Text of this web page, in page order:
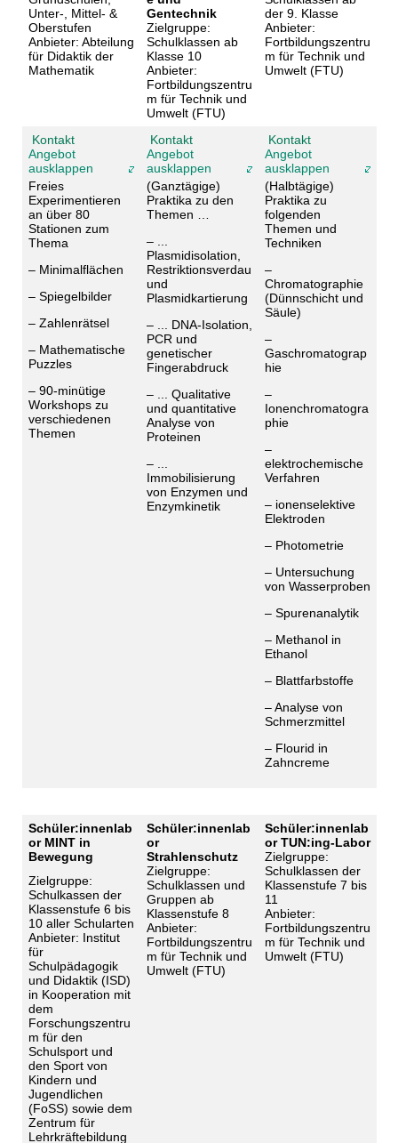
Unter-, Mittel- &
Oberstufen
Anbieter: Abteilung
für Didaktik der
Mathematik
Gentechnik
Zielgruppe:
Schulklassen ab
Klasse 10
Anbieter:
Fortbildungszentru
m für Technik und
Umwelt (FTU)
der 9. Klasse
Anbieter:
Fortbildungszentru
m für Technik und
Umwelt (FTU)
Kontakt
Angebot
ausklappen
Freies
Experimentieren
an über 80
Stationen zum
Thema
– Minimalflächen
– Spiegelbilder
– Zahlenrätsel
– Mathematische
Puzzles
– 90-minütige
Workshops zu
verschiedenen
Themen
Kontakt
Angebot
ausklappen
(Ganztägige)
Praktika zu den
Themen …
– ...
Plasmidisolation,
Restriktionsverdau
und
Plasmidkartierung
– ... DNA-Isolation,
PCR und
genetischer
Fingerabdruck
– ... Qualitative
und quantitative
Analyse von
Proteinen
– ...
Immobilisierung
von Enzymen und
Enzymkinetik
Kontakt
Angebot
ausklappen
(Halbtägige)
Praktika zu
folgenden
Themen und
Techniken
–
Chromatographie
(Dünnschicht und
Säule)
–
Gaschromatograp
hie
–
Ionenchromatogra
phie
–
elektrochemische
Verfahren
– ionenselektive
Elektroden
– Photometrie
– Untersuchung
von Wasserproben
– Spurenanalytik
– Methanol in
Ethanol
– Blattfarbstoffe
– Analyse von
Schmerzmittel
– Flourid in
Zahncreme
Schüler:innenlab
or MINT in
Bewegung
Zielgruppe:
Schulkassen der
Klassenstufe 6 bis
10 aller Schularten
Anbieter: Institut
für
Schulpädagogik
und Didaktik (ISD)
in Kooperation mit
dem
Forschungszentru
m für den
Schulsport und
den Sport von
Kindern und
Jugendlichen
(FoSS) sowie dem
Zentrum für
Lehrkräftebildung
Schüler:innenlab
or
Strahlenschutz
Zielgruppe:
Schulklassen und
Gruppen ab
Klassenstufe 8
Anbieter:
Fortbildungszentru
m für Technik und
Umwelt (FTU)
Schüler:innenlab
or TUN:ing-Labor
Zielgruppe:
Schulklassen der
Klassenstufe 7 bis
11
Anbieter:
Fortbildungszentru
m für Technik und
Umwelt (FTU)